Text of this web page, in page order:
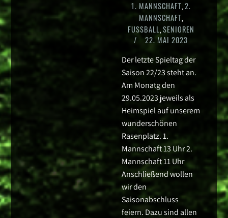
1. MANNSCHAFT,2.
MANNSCHAFT,
FUSSBALL ,SENIOREN
/
22. MAI 2023
Der letzte Spieltag der
Saison 22/23 steht an.
Am Monatg den
29.05.2023 jeweils als
Heimspiel auf unserem
wunderschönen
Rasenplatz. 1.
Mannschaft 13 Uhr 2.
Mannschaft 11 Uhr
Anschließend wollen
wir den
Saisonabschluss
feiern. Dazu sind allen